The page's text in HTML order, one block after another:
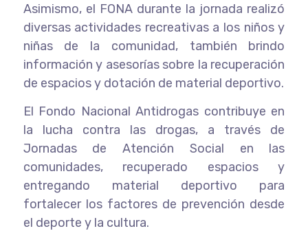
Asimismo, el FONA durante la jornada realizó
diversas actividades recreativas a los niños y
niñas de la comunidad, también brindo
información y asesorías sobre la recuperación
de espacios y dotación de material deportivo.
El Fondo Nacional Antidrogas contribuye en
la lucha contra las drogas, a través de
Jornadas de Atención Social en las
comunidades, recuperado espacios y
entregando material deportivo para
fortalecer los factores de prevención desde
el deporte y la cultura.